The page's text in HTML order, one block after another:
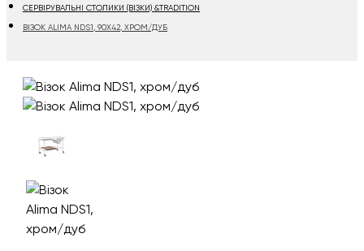
СЕРВІРУВАЛЬНІ СТОЛИКИ (ВІЗКИ) &TRADITION
ВІЗОК ALIMA NDS1, 90Х42, ХРОМ/ДУБ